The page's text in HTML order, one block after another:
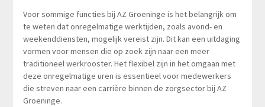
Voor sommige functies bij AZ Groeninge is het belangrijk om
te weten dat onregelmatige werktijden, zoals avond- en
weekenddiensten, mogelijk vereist zijn. Dit kan een uitdaging
vormen voor mensen die op zoek zijn naar een meer
traditioneel werkrooster. Het flexibel zijn in het omgaan met
deze onregelmatige uren is essentieel voor medewerkers
die streven naar een carrière binnen de zorgsector bij AZ
Groeninge.